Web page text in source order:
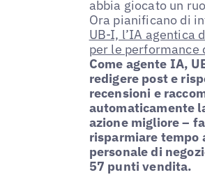
abbia giocato un
Ora pianificano di
UB-I, l’IA agentica
per le performance
Come agente IA,
redigere post e
recensioni e
automaticamente
azione migliore –
risparmiare tempo
personale di
57 punti vendita.